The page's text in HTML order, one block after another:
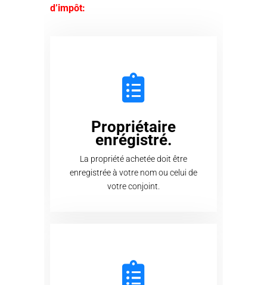
d’impôt:
Propriétaire
enrégistré.
La propriété achetée doit être
enregistrée à votre nom ou celui de
votre conjoint.